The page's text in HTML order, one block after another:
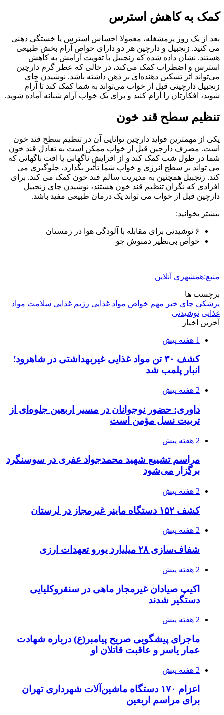
کمک به کاهش استرس
بعد از یک روز پرمشغله، معمولا احساس استرس یا خستگی ذهنی
می کنید. زنجبیل و دارچین هر دو دارای خواص آرام بخش طبیعی
هستند. نشان داده شده که زنجبیل با تقویت آرامش به کاهش
استرس و اضطراب کمک می‌کند، در حالی که عطر گرم دارچین
می‌تواند اثر تسکین دهنده‌ای بر ذهن داشته باشد. نوشیدن چای
زنجبیل دارچینی قبل از خواب می‌تواند به شما کمک کند تا آرام
شوید، افکارتان را آرام کنید و برای یک خواب آرام شبانه آماده شوید.
تنظیم سطح قند خون
یکی از مهمترین فواید دارچین توانایی آن در تنظیم سطح قند خون
است. مصرف دارچین قبل از خواب ممکن است به تعادل قند خون
شما در طول شب کمک کند و از افزایش ناگهانی یا افت ناگهانی که
می تواند بر سطح انرژی و خواب شما تأثیر بگذارد، جلوگیری می
کند. زنجبیل همچنین به مدیریت سالم قند خون کمک می کند. برای
افرادی که نگران تنظیم قند خون هستند، نوشیدن چای زنجبیل
دارچین قبل از خواب می تواند یک درمان طبیعی مفید باشد.
بیشتر بخوانید:
۶ نوشیدنی برای مقابله با آلودگی هوا در زمستان
خواص بی‌نظیر دمنوش جو
منبع:همشهری آنلاین
برچسب ها
پزشکی چای خبر مهم خواص مواد غذایی رژیم غذایی سلامت مواد
غذایی نوشیدنی
آخرین اخبار
1 هفته پیش
کشف ۳۰ تن مواد غذایی غیربهداشتی در شاهرود؛
انبار پلمب شد
2 هفته پیش
داوری: حضور نوجوانان در مسیر اربعین جلوه‌ای از
تربیت نسل مؤمن است
2 هفته پیش
مراسم تشییع شهید محمدجواد عفری در سوسنگرد
برگزار می‌شود
2 هفته پیش
کشف ۱۵۲ دستگاه ماینر غیرمجاز در لرستان
2 هفته پیش
شفاف‌سازی ۲۸ میلیارد یورو تعهدات ارزی
2 هفته پیش
اکیپ صیادان غیرمجاز ماهی در سنقروکلیایی
دستگیر شدند
2 هفته پیش
ماجرای پیشگویی صریح پیامبر(ع) درباره شهادت
عمار یاسر و عاقبت قاتلان او
2 هفته پیش
اعزام ۱۷۰ دستگاه ماشین‌آلات شهرداری تهران
برای مراسم اربعین